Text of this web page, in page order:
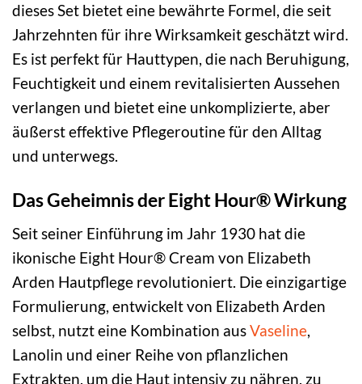
dieses Set bietet eine bewährte Formel, die seit
Jahrzehnten für ihre Wirksamkeit geschätzt wird.
Es ist perfekt für Hauttypen, die nach Beruhigung,
Feuchtigkeit und einem revitalisierten Aussehen
verlangen und bietet eine unkomplizierte, aber
äußerst effektive Pflegeroutine für den Alltag
und unterwegs.
Das Geheimnis der Eight Hour® Wirkung
Seit seiner Einführung im Jahr 1930 hat die
ikonische Eight Hour® Cream von Elizabeth
Arden Hautpflege revolutioniert. Die einzigartige
Formulierung, entwickelt von Elizabeth Arden
selbst, nutzt eine Kombination ausVaseline
Lanolin und einer Reihe von pflanzlichen
Extrakten, um die Haut intensiv zu nähren, zu